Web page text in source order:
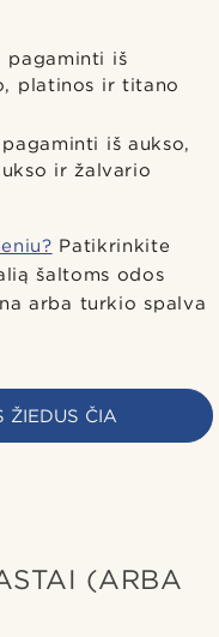
pagaminti iš
platinos ir titano
iš aukso,
ir žalvario
Patikrinkite
šaltoms odos
arba turkio spalva
ŽIEDUS ČIA
(ARBA